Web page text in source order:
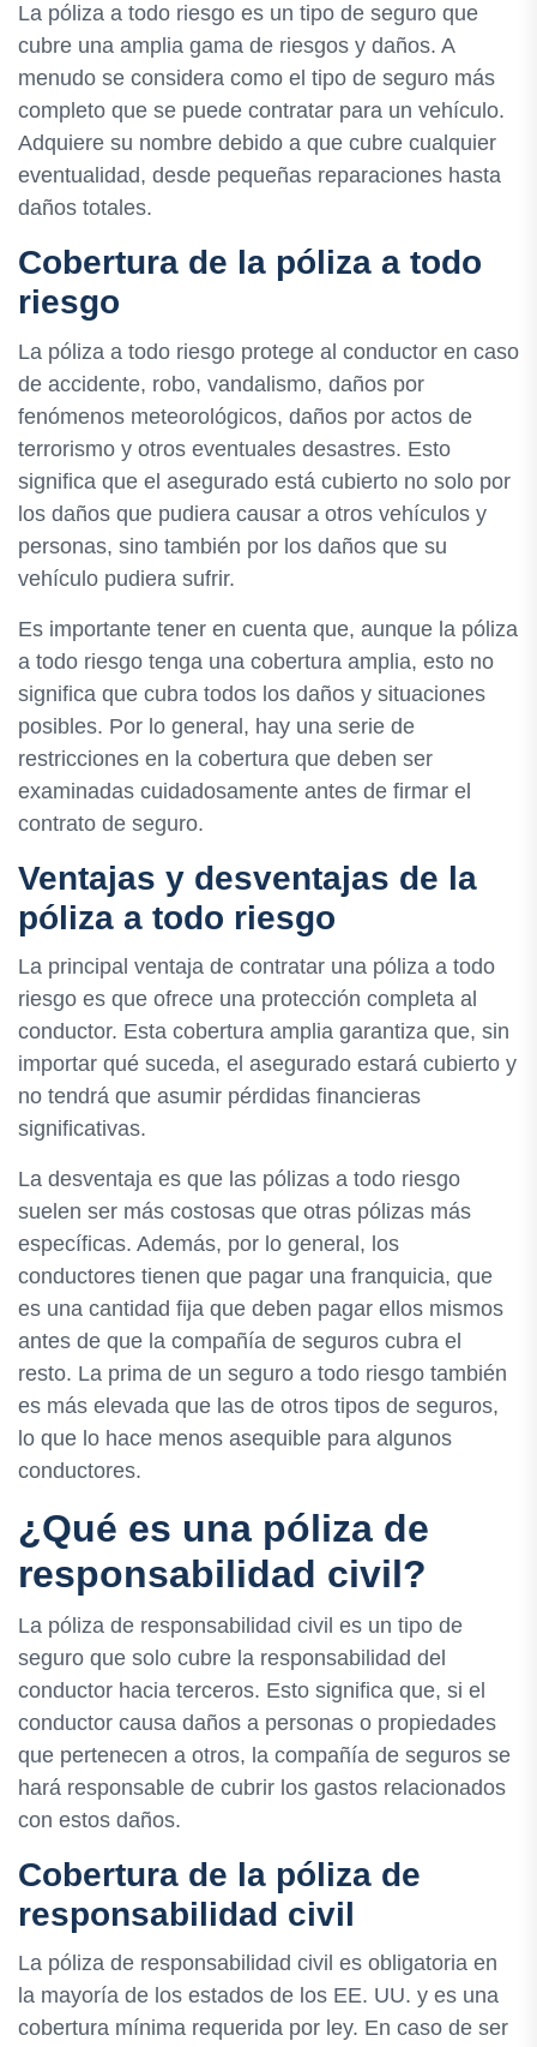
La póliza a todo riesgo es un tipo de seguro que
cubre una amplia gama de riesgos y daños. A
menudo se considera como el tipo de seguro más
completo que se puede contratar para un vehículo.
Adquiere su nombre debido a que cubre cualquier
eventualidad, desde pequeñas reparaciones hasta
daños totales.
Cobertura de la póliza a todo
riesgo
La póliza a todo riesgo protege al conductor en caso
de accidente, robo, vandalismo, daños por
fenómenos meteorológicos, daños por actos de
terrorismo y otros eventuales desastres. Esto
significa que el asegurado está cubierto no solo por
los daños que pudiera causar a otros vehículos y
personas, sino también por los daños que su
vehículo pudiera sufrir.
Es importante tener en cuenta que, aunque la póliza
a todo riesgo tenga una cobertura amplia, esto no
significa que cubra todos los daños y situaciones
posibles. Por lo general, hay una serie de
restricciones en la cobertura que deben ser
examinadas cuidadosamente antes de firmar el
contrato de seguro.
Ventajas y desventajas de la
póliza a todo riesgo
La principal ventaja de contratar una póliza a todo
riesgo es que ofrece una protección completa al
conductor. Esta cobertura amplia garantiza que, sin
importar qué suceda, el asegurado estará cubierto y
no tendrá que asumir pérdidas financieras
significativas.
La desventaja es que las pólizas a todo riesgo
suelen ser más costosas que otras pólizas más
específicas. Además, por lo general, los
conductores tienen que pagar una franquicia, que
es una cantidad fija que deben pagar ellos mismos
antes de que la compañía de seguros cubra el
resto. La prima de un seguro a todo riesgo también
es más elevada que las de otros tipos de seguros,
lo que lo hace menos asequible para algunos
conductores.
¿Qué es una póliza de
responsabilidad civil?
La póliza de responsabilidad civil es un tipo de
seguro que solo cubre la responsabilidad del
conductor hacia terceros. Esto significa que, si el
conductor causa daños a personas o propiedades
que pertenecen a otros, la compañía de seguros se
hará responsable de cubrir los gastos relacionados
con estos daños.
Cobertura de la póliza de
responsabilidad civil
La póliza de responsabilidad civil es obligatoria en
la mayoría de los estados de los EE. UU. y es una
cobertura mínima requerida por ley. En caso de ser